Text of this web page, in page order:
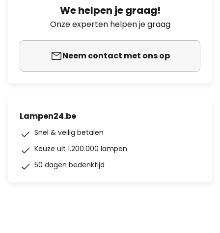
We helpen je graag!
Onze experten helpen je graag
Neem contact met ons op
Lampen24.be
Snel & veilig betalen
Keuze uit 1.200.000 lampen
50 dagen bedenktijd